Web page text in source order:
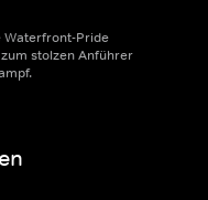
Waterfront-Pride
stolzen Anführer